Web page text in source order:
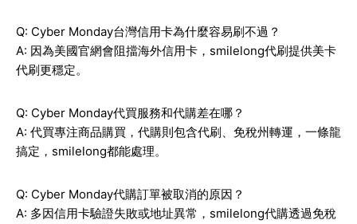
Q: Cyber Monday台灣信用卡為什麼容易刷不過？
A: 因為美國官網會阻擋海外信用卡，smilelong代刷提供美卡
代刷更穩定。
Q: Cyber Monday代買服務和代購差在哪？
A: 代買專注商品購買，代購則包含代刷、免稅州轉運，一條龍
搞定，smilelong都能處理。
Q: Cyber Monday代購訂單被取消的原因？
A: 多因信用卡驗證失敗或地址異常，smilelong代購透過免稅